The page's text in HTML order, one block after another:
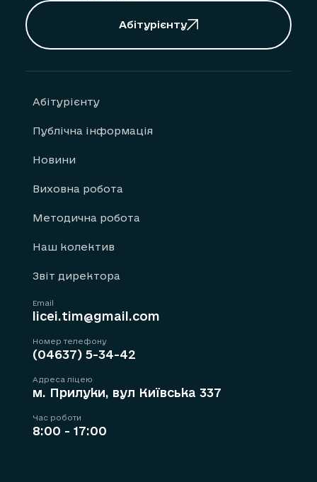
Абітурієнту
Абітурієнту
Публічна інформація
Новини
Виховна робота
Методична робота
Наш колектив
Звіт директора
Email
licei.tim@gmail.com
Номер телефону
(04637) 5-34-42
Адреса ліцею
м. Прилуки, вул Київська 337
Час роботи
8:00 - 17:00